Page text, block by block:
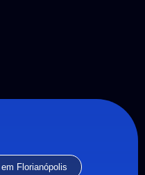
Florianópolis